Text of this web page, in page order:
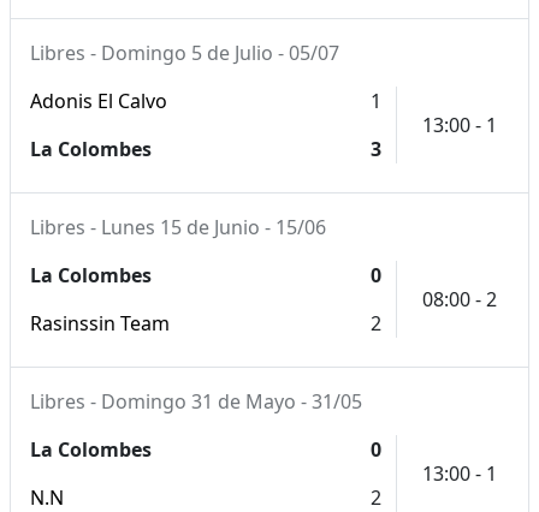
Libres - Domingo 5 de Julio - 05/07
Adonis El Calvo
1
La Colombes
3
13:00 - 1
Libres - Lunes 15 de Junio - 15/06
La Colombes
0
Rasinssin Team
2
08:00 - 2
Libres - Domingo 31 de Mayo - 31/05
La Colombes
0
N.N
2
13:00 - 1